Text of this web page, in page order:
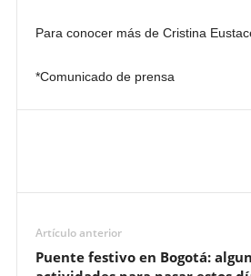
Para conocer más de Cristina
*Comunicado de prensa
Artículo anterior
Puente festivo en Bogotá: